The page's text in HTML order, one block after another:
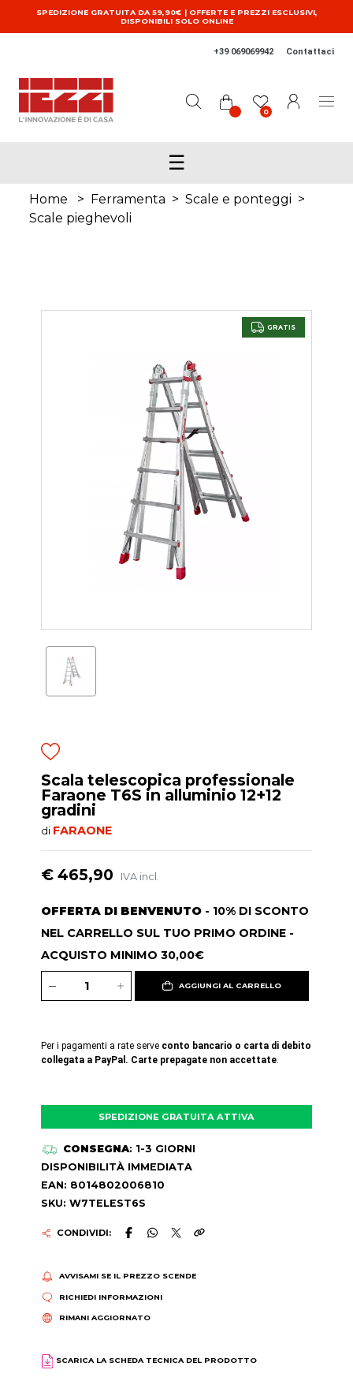
Salta al contenuto principale
SPEDIZIONE GRATUITA DA 59,90€ | OFFERTE E PREZZI ESCLUSIVI,
DISPONIBILI SOLO ONLINE
+39 069069942 Contattaci
0
☰
Home > Ferramenta > Scale e ponteggi >
Scale pieghevoli
GRATIS
Scala telescopica professionale
Faraone T6S in alluminio 12+12
gradini
di FARAONE
€ 465,90 IVA incl.
OFFERTA DI BENVENUTO - 10% DI SCONTO
NEL CARRELLO SUL TUO PRIMO ORDINE -
ACQUISTO MINIMO 30,00€
AGGIUNGI AL CARRELLO
Per i pagamenti a rate serve conto bancario o carta di debito
collegata a PayPal. Carte prepagate non accettate
SPEDIZIONE GRATUITA ATTIVA
CONSEGNA: 1-3 GIORNI
DISPONIBILITÀ IMMEDIATA
EAN: 8014802006810
SKU: W7TELEST6S
CONDIVIDI:
AVVISAMI SE IL PREZZO SCENDE
RICHIEDI INFORMAZIONI
RIMANI AGGIORNATO
SCARICA LA SCHEDA TECNICA DEL PRODOTTO